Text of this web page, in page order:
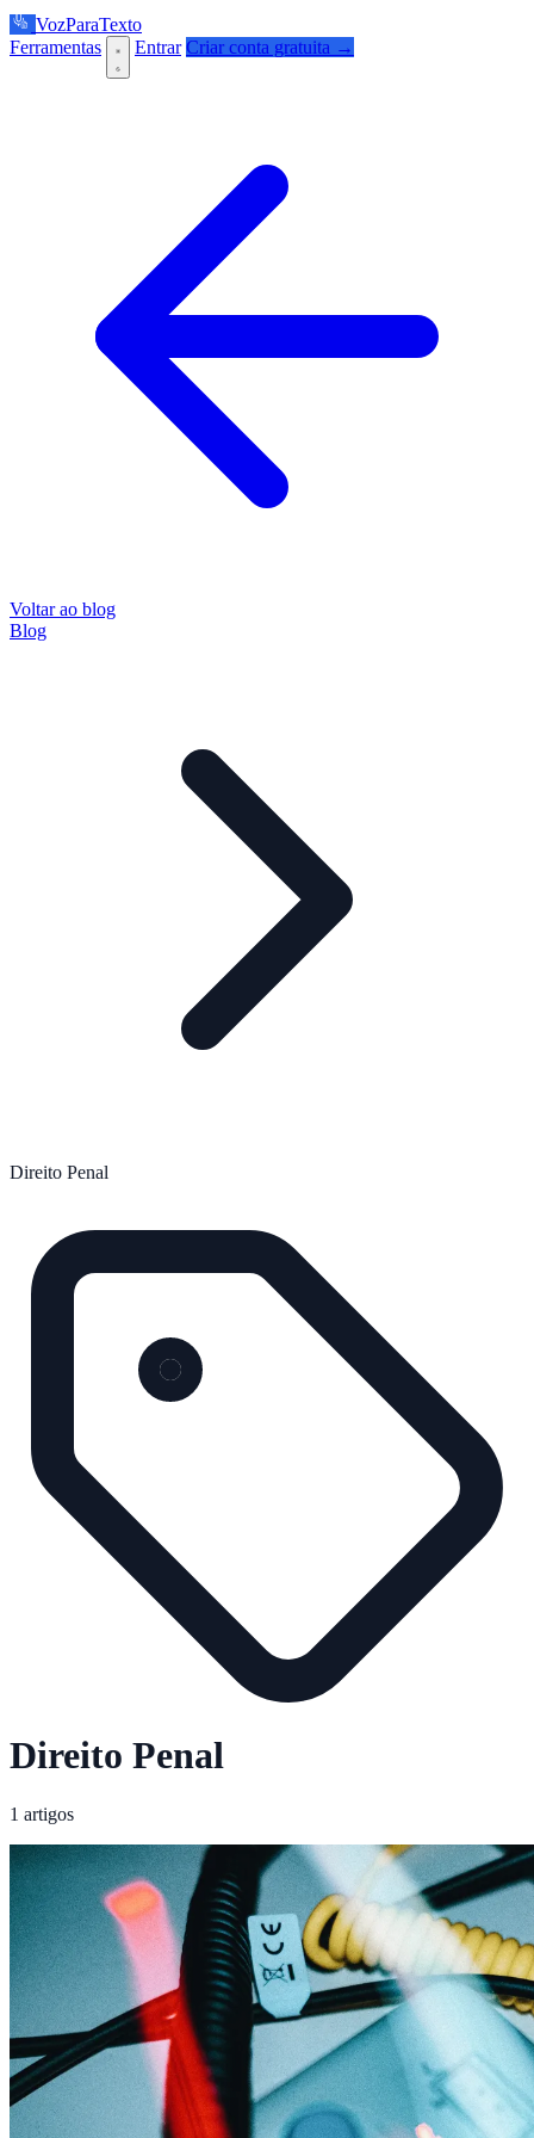
VozParaTexto
Ferramentas
Entrar Criar conta gratuita →
Voltar ao blog
Blog
Direito Penal
Direito Penal
1 artigos